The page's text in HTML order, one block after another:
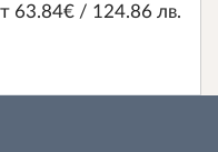
63.84€ / 124.86 лв.